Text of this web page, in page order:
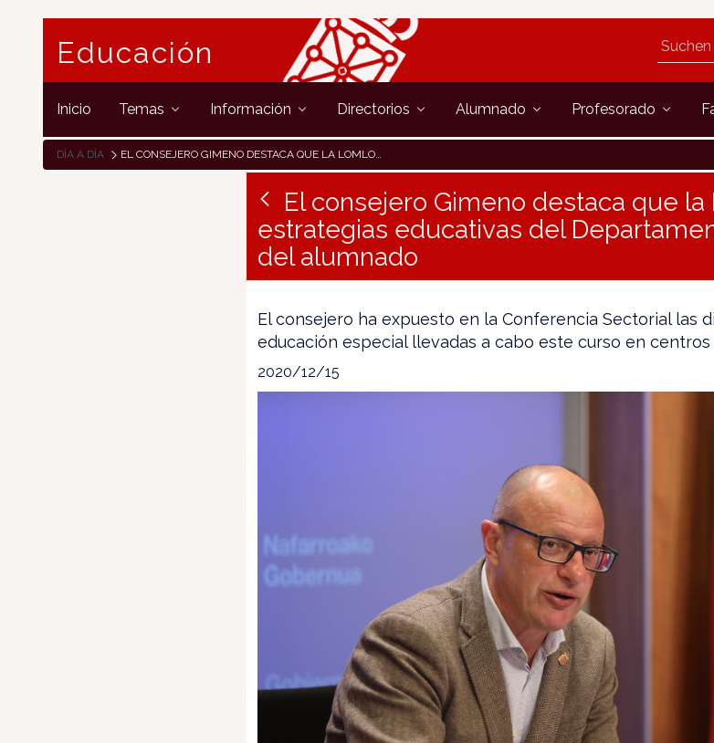
Educación
Inicio Temas Información Directorios Alumnado Profesorado
DÍA A DÍA EL CONSEJERO GIMENO DESTACA QUE LA LOMLOE REFUERZA LAS ESTRATEGIAS EDUCATIVAS DEL DEPARTAMENTO EN LA DISTRIBUCIÓN DEL ALUMNADO
El consejero Gimeno destaca que la
estrategias educativas del
del alumnado
El consejero ha expuesto en la Conferencia Sectorial las
educación especial llevadas a cabo este curso en
2020/12/15